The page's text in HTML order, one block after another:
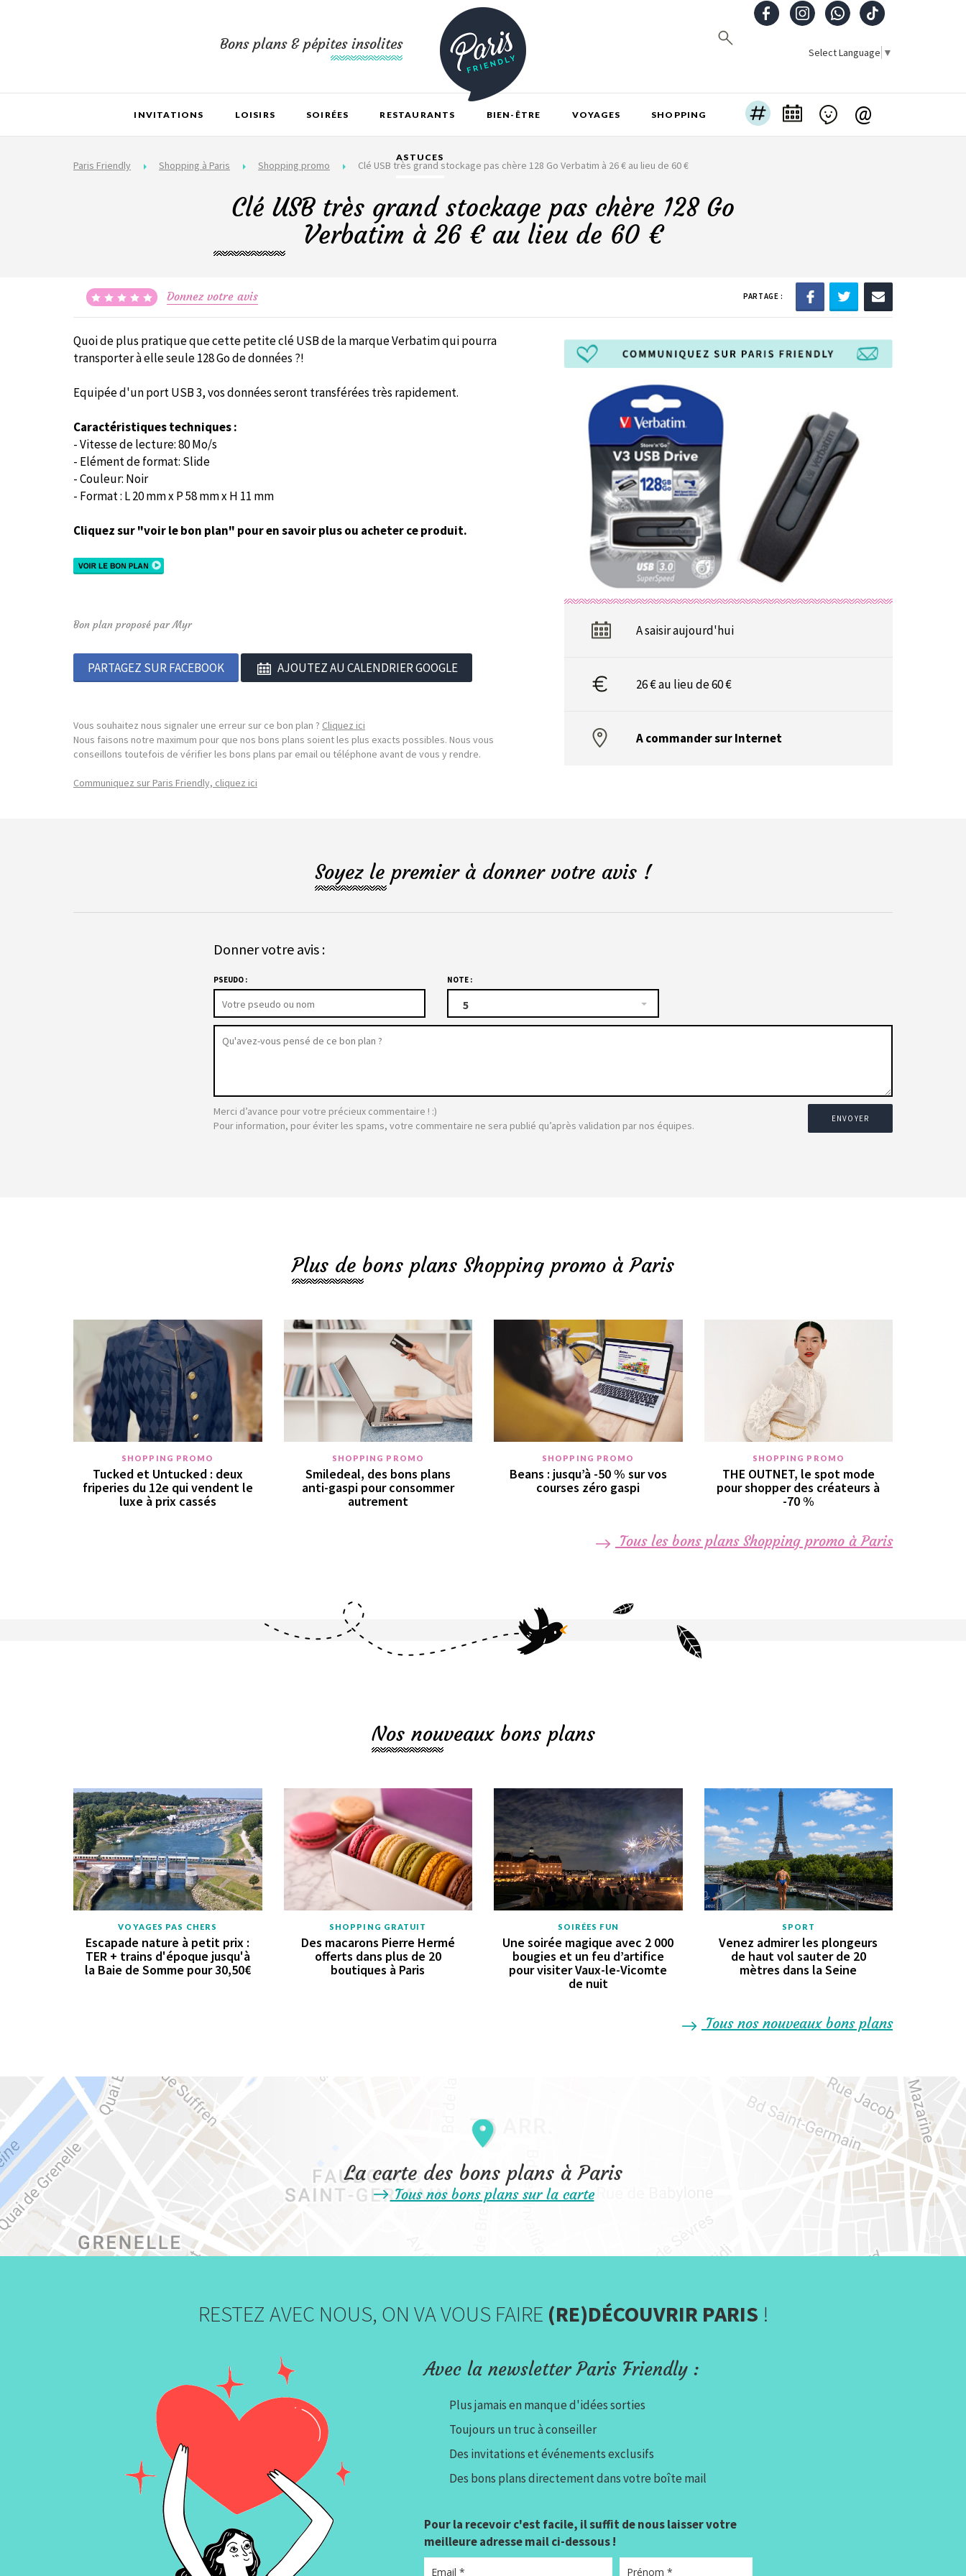
Bons plans & pépites insolites Select Language ▼
INVITATIONS LOISIRS SOIRÉES RESTAURANTS BIEN-ÊTRE VOYAGES SHOPPING
ASTUCES
@
Paris Friendly Shopping à Paris Shopping promo Clé USB très grand stockage pas chère 128 Go Verbatim à 26 € au lieu de 60 €
Clé USB très grand stockage pas chère 128 Go
Verbatim à 26 € au lieu de 60 €
Donnez votre avis PARTAGE :
Quoi de plus pratique que cette petite clé USB de la marque Verbatim qui pourra
transporter à elle seule 128 Go de données ?!
Equipée d'un port USB 3, vos données seront transférées très rapidement.
Caractéristiques techniques :
- Vitesse de lecture: 80 Mo/s
- Elément de format: Slide
- Couleur: Noir
- Format : L 20 mm x P 58 mm x H 11 mm
Cliquez sur "voir le bon plan" pour en savoir plus ou acheter ce produit.
Bon plan proposé par Myr
PARTAGEZ SUR FACEBOOK AJOUTEZ AU CALENDRIER GOOGLE
Vous souhaitez nous signaler une erreur sur ce bon plan ? Cliquez ici
Nous faisons notre maximum pour que nos bons plans soient les plus exacts possibles. Nous vous
conseillons toutefois de vérifier les bons plans par email ou téléphone avant de vous y rendre.
Communiquez sur Paris Friendly, cliquez ici
A saisir aujourd'hui
26 € au lieu de 60 €
A commander sur Internet
Soyez le premier à donner votre avis !
Donner votre avis :
PSEUDO : NOTE :
5
Merci d’avance pour votre précieux commentaire ! :)
Pour information, pour éviter les spams, votre commentaire ne sera publié qu’après validation par nos équipes.
ENVOYER
Plus de bons plans Shopping promo à Paris
SHOPPING PROMO
Tucked et Untucked : deux
friperies du 12e qui vendent le
luxe à prix cassés
SHOPPING PROMO
Smiledeal, des bons plans
anti-gaspi pour consommer
autrement
SHOPPING PROMO
Beans : jusqu’à -50 % sur vos
courses zéro gaspi
SHOPPING PROMO
THE OUTNET, le spot mode
pour shopper des créateurs à
-70 %
Tous les bons plans Shopping promo à Paris
Nos nouveaux bons plans
VOYAGES PAS CHERS
Escapade nature à petit prix :
TER + trains d'époque jusqu'à
la Baie de Somme pour 30,50€
SHOPPING GRATUIT
Des macarons Pierre Hermé
offerts dans plus de 20
boutiques à Paris
SOIRÉES FUN
Une soirée magique avec 2 000
bougies et un feu d’artifice
pour visiter Vaux-le-Vicomte
de nuit
SPORT
Venez admirer les plongeurs
de haut vol sauter de 20
mètres dans la Seine
Tous nos nouveaux bons plans
La carte des bons plans à Paris
Tous nos bons plans sur la carte
RESTEZ AVEC NOUS, ON VA VOUS FAIRE (RE)DÉCOUVRIR PARIS !
Avec la newsletter Paris Friendly :
Plus jamais en manque d'idées sorties
Toujours un truc à conseiller
Des invitations et événements exclusifs
Des bons plans directement dans votre boîte mail
Pour la recevoir c'est facile, il suffit de nous laisser votre
meilleure adresse mail ci-dessous !